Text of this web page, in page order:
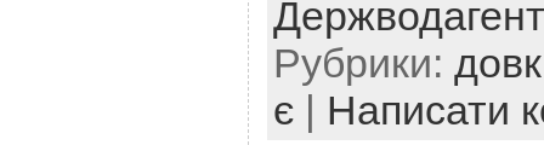
Рубрики:
є| Написати